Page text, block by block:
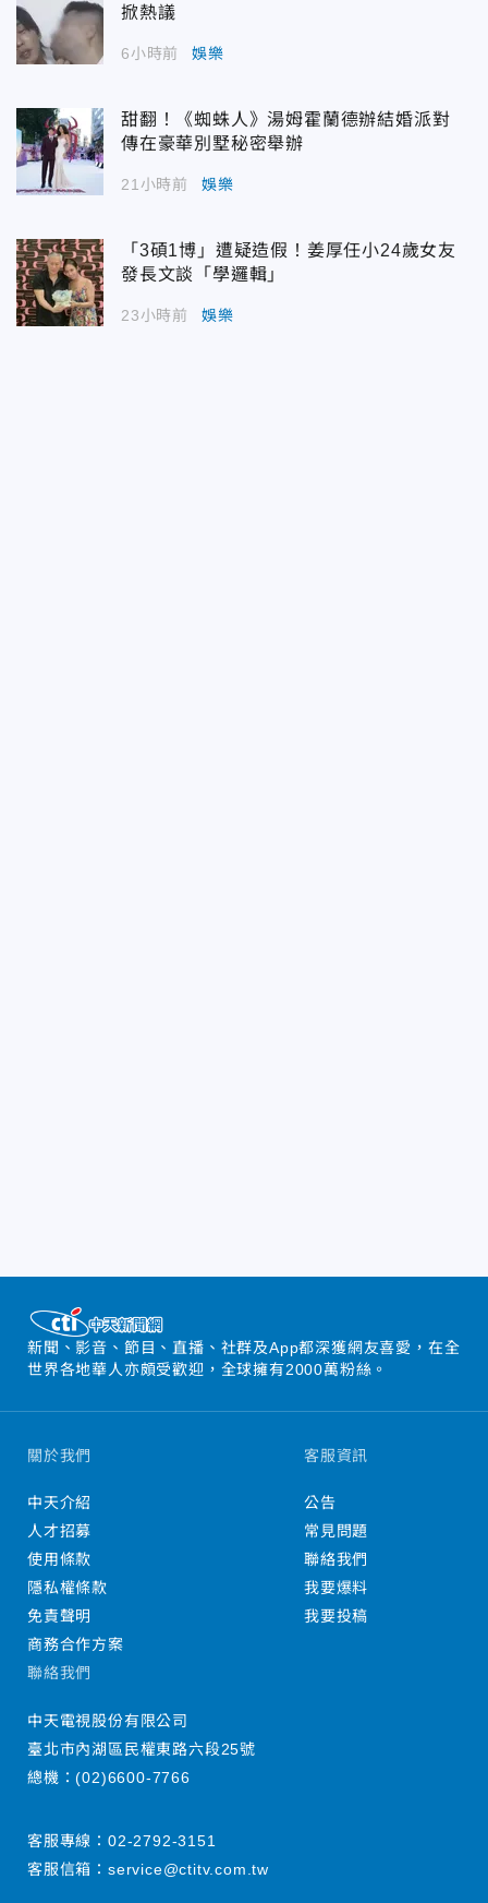
掀熱議
6小時前 娛樂
甜翻！《蜘蛛人》湯姆霍蘭德辦結婚派對
傳在豪華別墅秘密舉辦
21小時前 娛樂
「3碩1博」遭疑造假！姜厚任小24歲女友
發長文談「學邏輯」
23小時前 娛樂
新聞、影音、節目、直播、社群及App都深獲網友喜愛，在全
世界各地華人亦頗受歡迎，全球擁有2000萬粉絲。
關於我們
中天介紹
人才招募
使用條款
隱私權條款
免責聲明
商務合作方案
客服資訊
公告
常見問題
聯絡我們
我要爆料
我要投稿
聯絡我們
中天電視股份有限公司
臺北市內湖區民權東路六段25號
總機：(02)6600-7766
客服專線： 02-2792-3151
客服信箱： service@ctitv.com.tw